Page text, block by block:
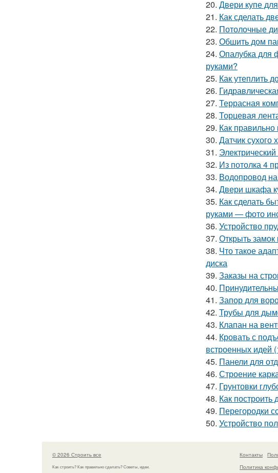
20. Двери купе
21. Как сделать
22. Потолочные
23. Обшить дом
24. Опалубка для
руками?
25. Как утеплить
26.
27. Террасная
28. Торцевая
29. Как
30. Датчик сухого
31.
32. Из потолка 4
33. Водопровод
34. Двери шкафа
35. Как сделать
руками — фото
36. Устройство
37. Открыть
38. Что такое
диска
39. Заказы на
40.
41. Запор для
42. Трубы для
43. Клапан на
44. Кровать с
встроенных идей
45. Панели для
46. Строение
47. Грунтовки
48. Как построить
49. Перегородки
50. Устройство
© 2026 Строить все
Как строить? Как правильно сделать? Советы, идеи.
Контакты
Политика